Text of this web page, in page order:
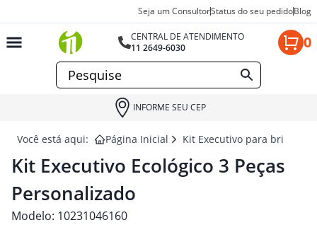
Seja um ConsultorStatus do seu pedidoBlog
CENTRAL DE ATENDIMENTO
11 2649-6030
0
INFORME SEU CEP
Você está aqui: Página Inicial Kit Executivo para brindes
Kit Executivo Ecológico 3 Peças
Personalizado
Modelo: 10231046160